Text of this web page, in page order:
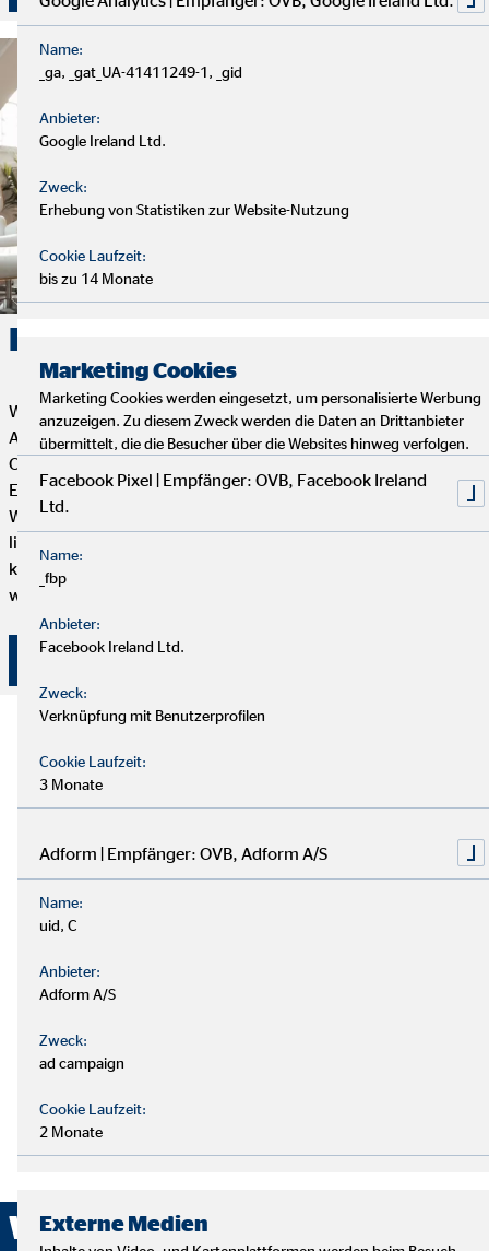
Karriere. Erfolg. OVB.
Wenn du Flexibilität, Selbstbestimmung und eine erfüllende
Aufgabe mit Sinn und Zweck suchst, dann ist die Tätigkeit als
OVB Finanzberater*in genau das Richtige für dich. Dein
Engagement bestimmt, wie weit du bei uns kommen kannst.
Wenn du genug von einem langweiligen 9-to-5 Job hast und
lieber selbstständig arbeiten möchtest, aber trotzdem mit
kompetenten und freundlichen Kollegen zusammenarbeiten
willst, dann bist du hier genau richtig.
Wir sind ausgezeichnet!
Name:
_ga, _gat_UA-41411249-1, _gid
Anbieter:
Google Ireland Ltd.
Zweck:
Erhebung von Statistiken zur Website-Nutzung
Cookie Laufzeit:
bis zu 14 Monate
Marketing Cookies
Marketing Cookies werden eingesetzt, um personalisierte Werbung
anzuzeigen. Zu diesem Zweck werden die Daten an Drittanbieter
übermittelt, die die Besucher über die Websites hinweg verfolgen.
Facebook Pixel | Empfänger: OVB, Facebook Ireland
Ltd.
Name:
_fbp
Anbieter:
Facebook Ireland Ltd.
Zweck:
Verknüpfung mit Benutzerprofilen
Cookie Laufzeit:
3 Monate
Adform | Empfänger: OVB, Adform A/S
Name:
uid, C
Anbieter:
Adform A/S
Zweck:
ad campaign
Cookie Laufzeit:
2 Monate
Externe Medien